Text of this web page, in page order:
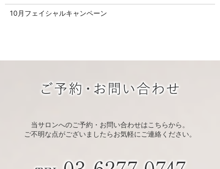
10月フェイシャルキャンペーン
当サロンへのご予約・お問い合わせはこちらから。
ご不明な点がございましたらお気軽にご連絡ください。